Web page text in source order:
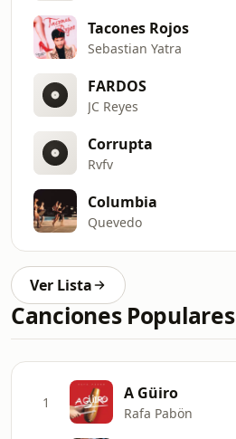
Tacones Rojos
Sebastian Yatra
FARDOS
JC Reyes
Corrupta
Rvfv
Columbia
Quevedo
Ver Lista
Canciones Populares
1 A Güiro
Rafa Pabön